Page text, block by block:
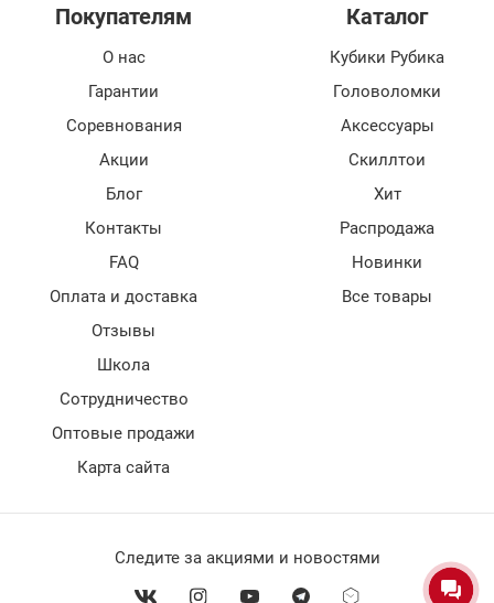
Покупателям
О нас
Гарантии
Соревнования
Акции
Блог
Контакты
FAQ
Оплата и доставка
Отзывы
Школа
Сотрудничество
Оптовые продажи
Карта сайта
Каталог
Кубики Рубика
Головоломки
Аксессуары
Скиллтои
Хит
Распродажа
Новинки
Все товары
Следите за акциями и новостями